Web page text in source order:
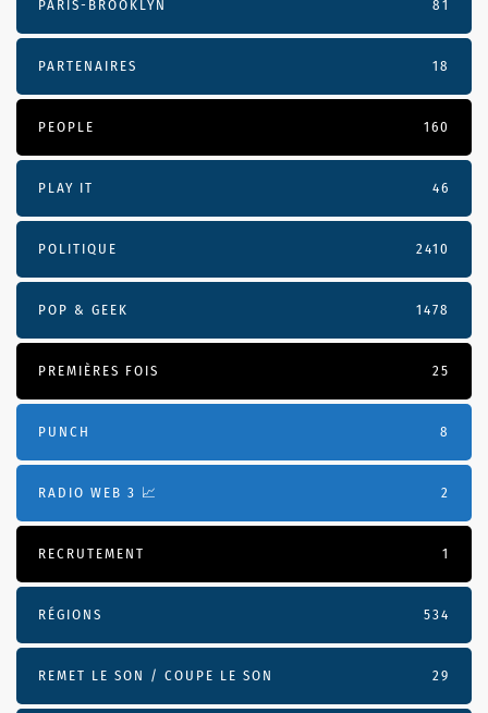
PARIS-BROOKLYN 81
PARTENAIRES 18
PEOPLE 160
PLAY IT 46
POLITIQUE 2410
POP & GEEK 1478
PREMIÈRES FOIS 25
PUNCH 8
RADIO WEB 3 📈 2
RECRUTEMENT 1
RÉGIONS 534
REMET LE SON / COUPE LE SON 29